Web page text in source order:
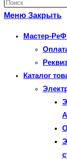
по
сайту
Меню Закрыть
Мастер-
Каталог